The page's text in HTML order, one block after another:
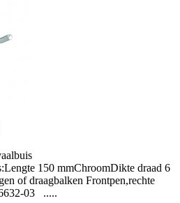
150 mmChroomDikte draad 6
of draagbalken Frontpen,rechte
03 .....